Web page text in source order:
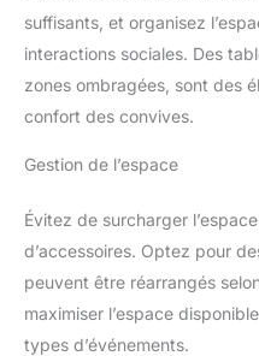
suffisants, et organisez
interactions sociales. Des
zones ombragées, sont des
confort des convives.
Gestion de l’espace
Évitez de surcharger
d’accessoires. Optez pour
peuvent être réarrangés
maximiser l’espace
types d’événements.